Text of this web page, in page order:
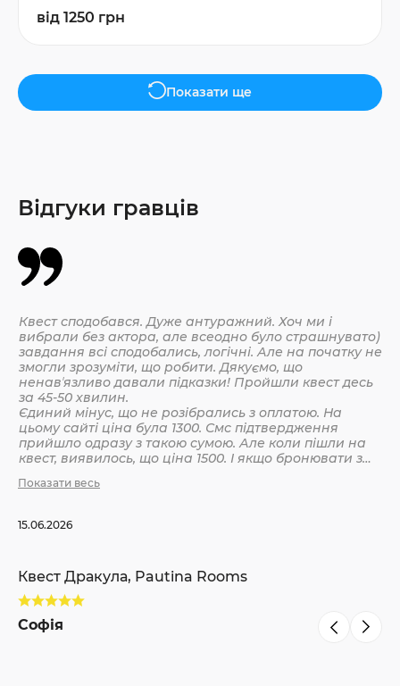
від 1250 грн
Показати ще
Відгуки гравців
Квест сподобався. Дуже антуражний. Хоч ми і
вибрали без актора, але всеодно було страшнувато)
завдання всі сподобались, логічні. Але на початку не
змогли зрозуміти, що робити. Дякуємо, що
ненавʼязливо давали підказки! Пройшли квест десь
за 45-50 хвилин.
Єдиний мінус, що не розібрались з оплатою. На
цьому сайті ціна була 1300. Смс підтвердження
прийшло одразу з такою сумою. Але коли пішли на
квест, виявилось, що ціна 1500. І якщо бронювати з
невелика, але всеодно уточнюйте при бронюванні
Показати весь
15.06.2026
Квест Дракула, Pautina Rooms
Софія